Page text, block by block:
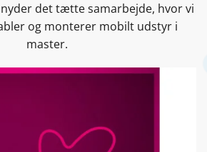
nyder det tætte samarbejde, hvor vi
og monterer mobilt udstyr i
master.